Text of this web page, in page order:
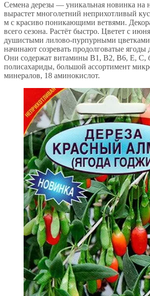
Семена дерезы — уникальная новинка на
вырастет многолетний неприхотливый
м с красиво поникающими ветвями.
всего сезона. Растёт быстро. Цветет с
душистыми лилово-пурпурными
начинают созревать продолговатые ягоды
Они содержат витамины В1, В2, В6, Е, С,
полисахариды, большой ассортимент
минералов, 18 аминокислот.